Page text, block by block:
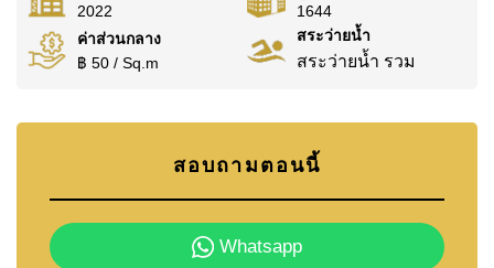
2022
1644
ค่าส่วนกลาง
฿ 50 / Sq.m
สระว่ายน้ำ
สระว่ายน้ำ รวม
สอบถามตอนนี้
Whatsapp